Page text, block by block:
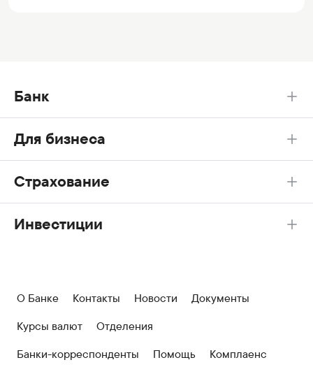
Банк
Для бизнеса
Страхование
Инвестиции
О Банке Контакты Новости
Документы
Курсы валют
Отделения
Банки-корреспонденты
Помощь
Комплаенс